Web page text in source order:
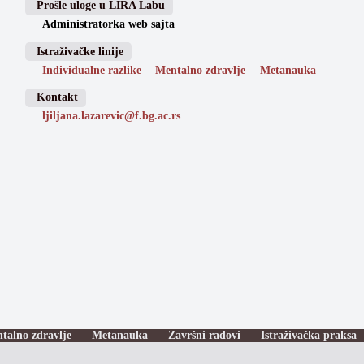
Prošle uloge u LIRA Labu
Administratorka web sajta
Istraživačke linije
Individualne razlike
Mentalno zdravlje Metanauka
Kontakt
ljiljana.lazarevic@f.bg.ac.rs
zdravlje Metanauka Završni radovi Istraživačka praksa